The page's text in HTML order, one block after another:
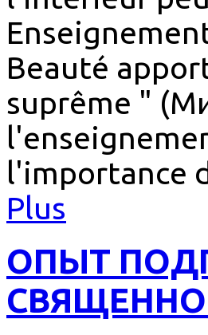
Beauté
suprême "
l'importance
Plus
ОПЫТ